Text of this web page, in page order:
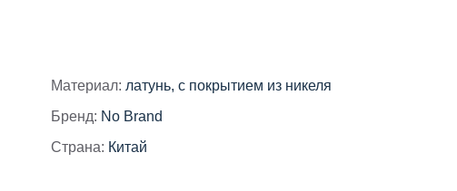
Материал: латунь, с покрытием из никеля
Бренд: No Brand
Страна: Китай